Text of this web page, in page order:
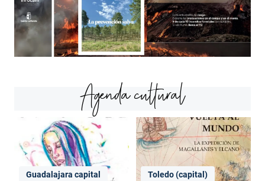
Agenda cultural
Guadalajara capital Toledo (capital)